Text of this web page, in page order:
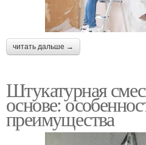
читать дальше →
Штукатурная
основе:
преимущества